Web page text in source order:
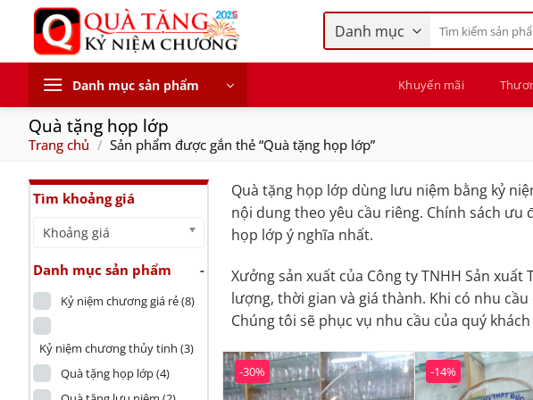
content
Tìm
Danh mục sản phẩm Khuyến mãi
Quà tặng họp lớp
Trang chủ / Sản phẩm được gắn thẻ “Quà tặng họp lớp”
Tìm khoảng giá
Khoảng giá
Danh mục sản phẩm -
Kỷ niệm chương giá rẻ(8)
Kỷ niệm chương thủy tinh (3)
Quà tặng họp lớp(4)
Quà tặng họp lớp dùng lưu niệm bằng kỷ
nội dung theo yêu cầu riêng. Chính sách
họp lớp ý nghĩa nhất.
Xưởng sản xuất của Công ty TNHH Sản
lượng, thời gian và giá thành. Khi có nhu
Chúng tôi sẽ phục vụ nhu cầu của quý
-30% -14%